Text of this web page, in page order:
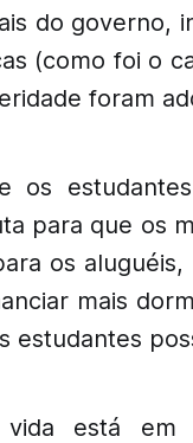
do governo,
(como foi o
foram
os
para que os
os
mais
estudantes
está em